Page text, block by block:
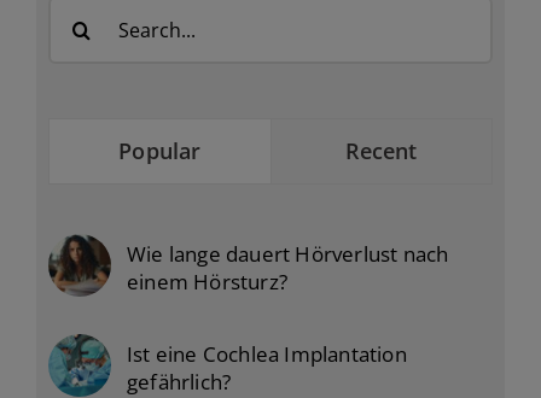
Popular Recent
Wie lange dauert Hörverlust nach
einem Hörsturz?
Ist eine Cochlea Implantation
gefährlich?